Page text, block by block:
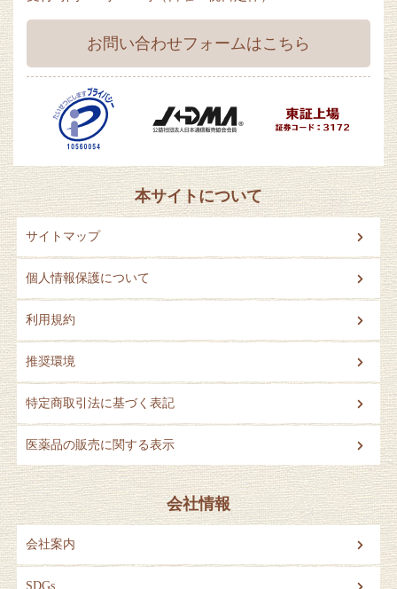
お問い合わせフォームはこちら
本サイトについて
サイトマップ
個人情報保護について
利用規約
推奨環境
特定商取引法に基づく表記
医薬品の販売に関する表示
会社情報
会社案内
SDGs